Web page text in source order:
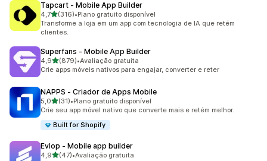
Tapcart ‑ Mobile App Builder
4,7de 5 estrelas
(316)
316 avaliações ao todo
•Plano gratuito disponível
Transforme a loja em um app com tecnologia de IA que retém
clientes.
Superfans ‑ Mobile App Builder
4,9de 5 estrelas
(879)
879 avaliações ao todo
•Avaliação gratuita
Crie apps móveis nativos para engajar, converter e reter
NAPPS ‑ Criador de Apps Mobile
5,0de 5 estrelas
(31)
31 avaliações ao todo
•Plano gratuito disponível
Crie seu app móvel nativo que converte mais e retém melhor.
Built for Shopify
Evlop ‑ Mobile app builder
4,9de 5 estrelas
(47)
47 avaliações ao todo
•Avaliação gratuita